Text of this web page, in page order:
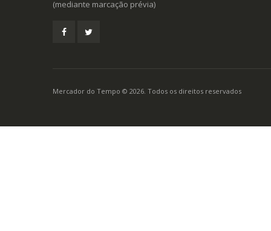
(mediante marcação prévia)
Mercador do Tempo © 2026. Todos os direitos reservados